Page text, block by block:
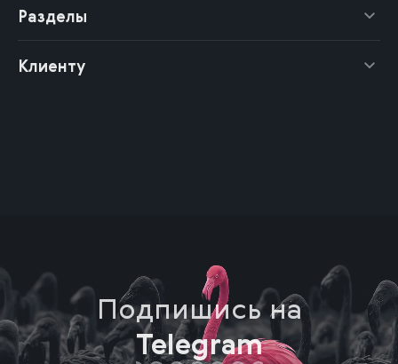
Разделы
Клиенту
Подпишись на
Telegram